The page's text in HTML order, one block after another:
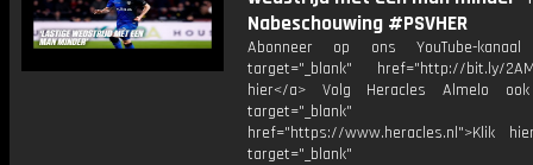
Nabeschouwing #PSVHER
Abonneer op ons YouTube-
target="_blank" href="http://bit.ly/
hier</a> Volg Heracles Almelo
target="_blank"
href="https://www.heracles.nl">Klik
target="_blank"